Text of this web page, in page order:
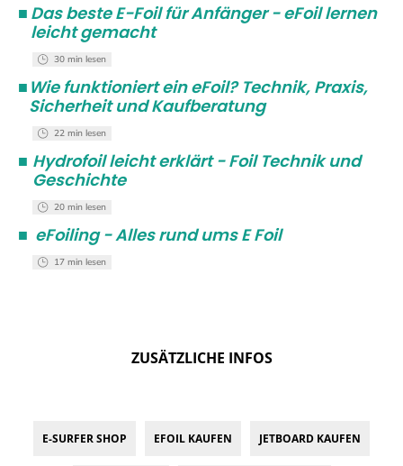
■ Das beste E-Foil für Anfänger - eFoil lernen
leicht gemacht
30 min lesen
■ Wie funktioniert ein eFoil? Technik, Praxis,
Sicherheit und Kaufberatung
22 min lesen
■ Hydrofoil leicht erklärt - Foil Technik und
Geschichte
20 min lesen
■ eFoiling - Alles rund ums E Foil
17 min lesen
ZUSÄTZLICHE INFOS
E-SURFER SHOP EFOIL KAUFEN JETBOARD KAUFEN